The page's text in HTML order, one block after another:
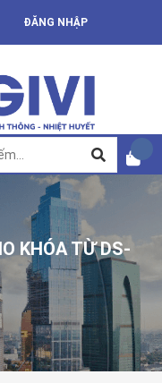
ĐĂNG NHẬP
KHÓA TỪ DS-